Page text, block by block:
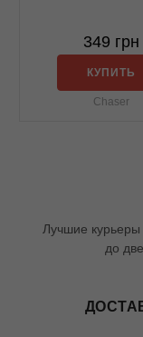
349 грн
КУПИТЬ
Chaser
Лучшие курьеры
до